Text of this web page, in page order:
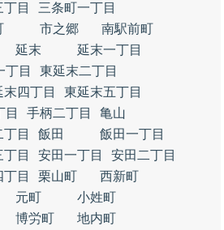
目
三条町一丁目
市之郷
南駅前町
延末
延末一丁目
丁目
東延末二丁目
末四丁目
東延末五丁目
目 手柄二丁目
亀山
目 飯田
飯田一丁目
目 安田一丁目
安田二丁目
目 栗山町
西新町
元町
小姓町
博労町
地内町